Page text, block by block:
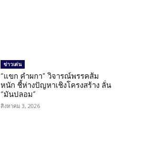
ข่าวเด่น
“แขก คำผกา” วิจารณ์พรรคส้ม
หนัก ชี้ห่างปัญหาเชิงโครงสร้าง ลั่น
“มันปลอม”
สิงหาคม 3, 2026